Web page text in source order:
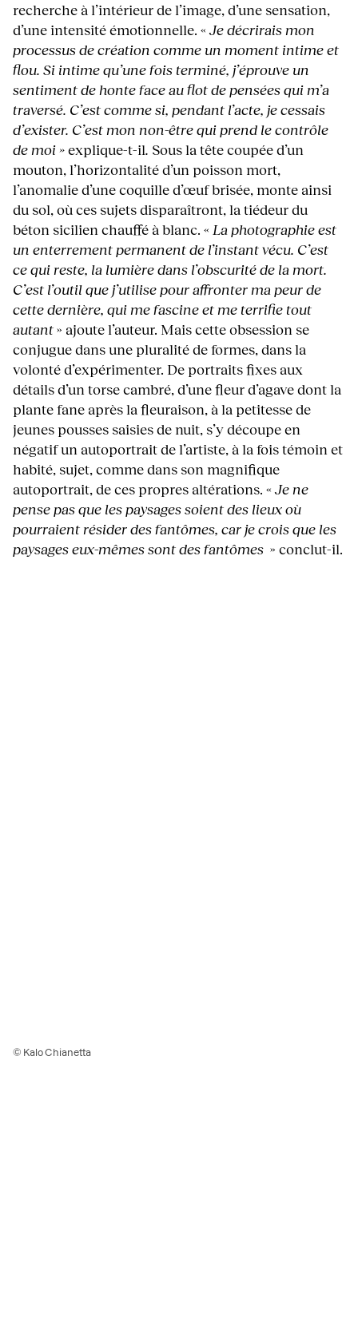
recherche à l’intérieur de l’image, d’une sensation,
d’une intensité émotionnelle. «Je décrirais mon
processus de création comme un moment intime et
flou. Si intime qu’une fois terminé, j’éprouve un
sentiment de honte face au flot de pensées qui m’a
traversé. C’est comme si, pendant l’acte, je cessais
d’exister. C’est mon non-être qui prend le contrôle
de moi »explique-t-il. Sous la tête coupée d’un
mouton, l’horizontalité d’un poisson mort,
l’anomalie d’une coquille d’œuf brisée, monte ainsi
du sol, où ces sujets disparaîtront, la tiédeur du
béton sicilien chauffé à blanc. « La photographie est
un enterrement permanent de l’instant vécu. C’est
ce qui reste, la lumière dans l’obscurité de la mort.
C’est l’outil que j’utilise pour affronter ma peur de
cette dernière, qui me fascine et me terrifie tout
autant» ajoute l’auteur. Mais cette obsession se
conjugue dans une pluralité de formes, dans la
volonté d’expérimenter. De portraits fixes aux
détails d’un torse cambré, d’une fleur d’agave dont la
plante fane après la fleuraison, à la petitesse de
jeunes pousses saisies de nuit, s’y découpe en
négatif un autoportrait de l’artiste, à la fois témoin et
habité, sujet, comme dans son magnifique
autoportrait, de ces propres altérations. «Je ne
pense pas que les paysages soient des lieux où
pourraient résider des fantômes, car je crois que les
paysages eux-mêmes sont des fantômes » conclut-il.
© Kalo Chianetta